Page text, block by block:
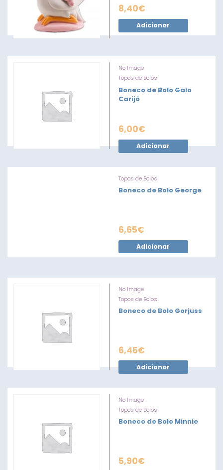
8,40€
Adicionar
No Image
Topos de Bolos
Boneco de Bolo Galo
Carijó
6,00€
Adicionar
Topos de Bolos
Boneco de Bolo George
6,65€
Adicionar
No Image
Topos de Bolos
Boneco de Bolo Gorjuss
6,45€
Adicionar
No Image
Topos de Bolos
Boneco de Bolo Minnie
5,90€